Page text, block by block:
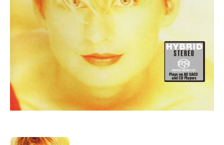
在
中
開
第
1
張